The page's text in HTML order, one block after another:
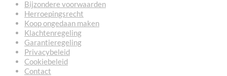
Bijzondere voorwaarden
Herroepingsrecht
Koop ongedaan maken
Klachtenregeling
Garantieregeling
Privacybeleid
Cookiebeleid
Contact